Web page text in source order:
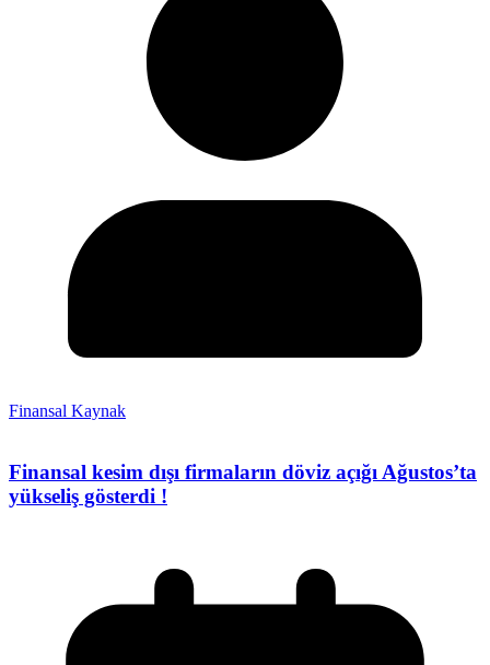
Finansal Kaynak
Finansal kesim dışı firmaların döviz açığı Ağustos’ta
yükseliş gösterdi !